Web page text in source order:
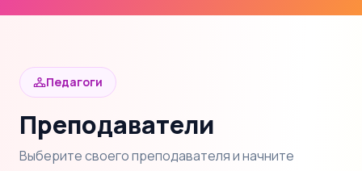
Педагоги
Преподаватели
Выберите своего преподавателя и начните